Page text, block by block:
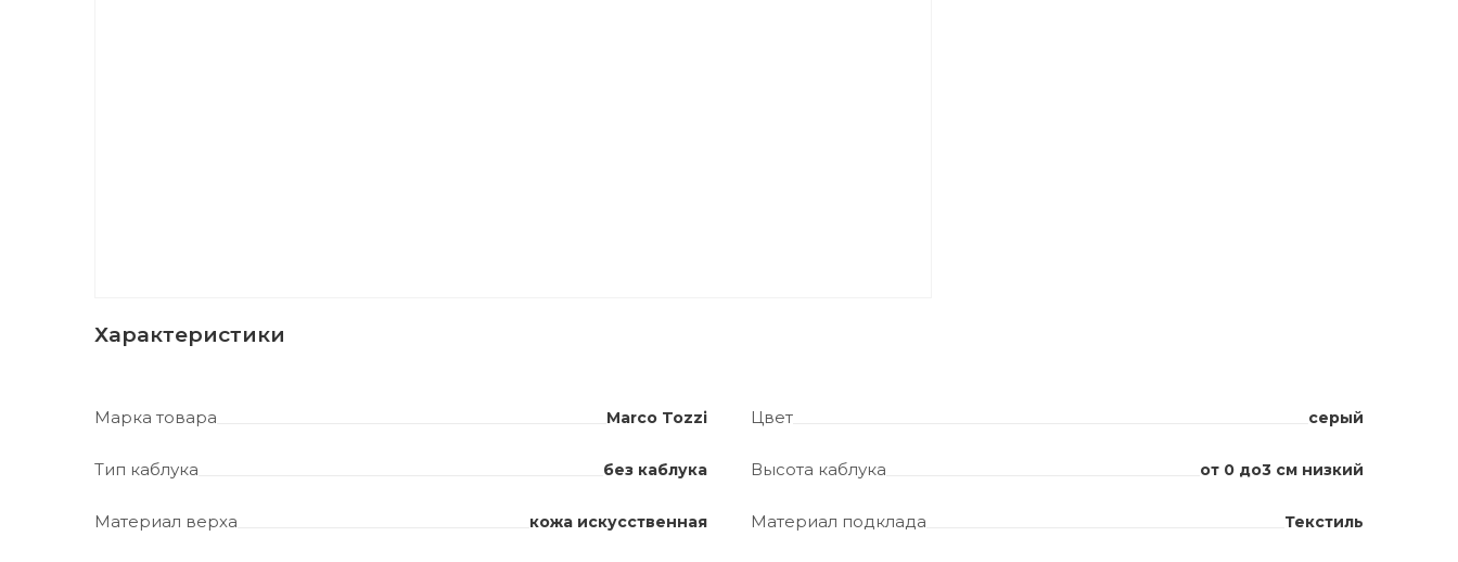
Характеристики
Марка товара Marco Tozzi Цвет серый
Тип каблука без каблука Высота каблука от 0 до3 см низкий
Материал верха кожа искусственная Материал подклада Текстиль